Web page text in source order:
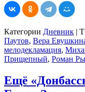
Категории Дневник |
Паутов, Вера
мелодекламация,
Прищепный, Роман
Ещё